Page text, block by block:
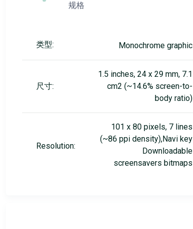
规格
类型: Monochrome graphic
尺寸:
1.5 inches, 24 x 29 mm, 7.1
cm2 (~14.6% screen-to-
body ratio)
Resolution:
101 x 80 pixels, 7 lines
(~86 ppi density),Navi key
Downloadable
screensavers bitmaps